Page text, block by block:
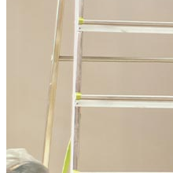
Guía para la
Tasas de interés
Aprobación previa
Compradores de
Préstamos para la
Programas de
Refinanciación
Guía para la
Refinanciar tasas